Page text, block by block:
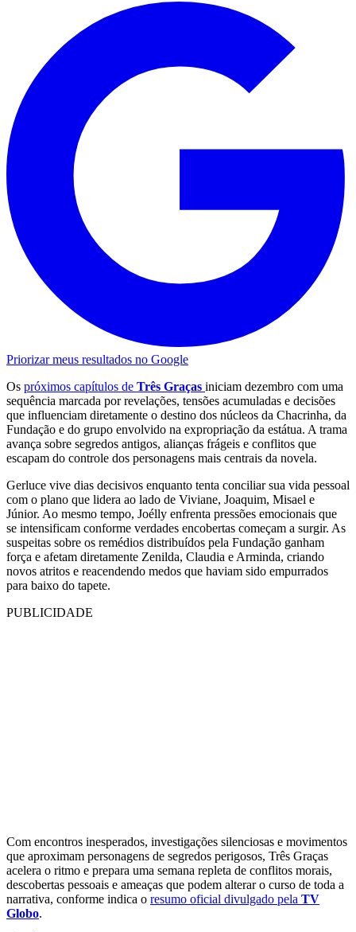
Priorizar meus resultados no Google
Os próximos capítulos de Três Graças iniciam dezembro com uma
sequência marcada por revelações, tensões acumuladas e decisões
que influenciam diretamente o destino dos núcleos da Chacrinha, da
Fundação e do grupo envolvido na expropriação da estátua. A trama
avança sobre segredos antigos, alianças frágeis e conflitos que
escapam do controle dos personagens mais centrais da novela.
Gerluce vive dias decisivos enquanto tenta conciliar sua vida pessoal
com o plano que lidera ao lado de Viviane, Joaquim, Misael e
Júnior. Ao mesmo tempo, Joélly enfrenta pressões emocionais que
se intensificam conforme verdades encobertas começam a surgir. As
suspeitas sobre os remédios distribuídos pela Fundação ganham
força e afetam diretamente Zenilda, Claudia e Arminda, criando
novos atritos e reacendendo medos que haviam sido empurrados
para baixo do tapete.
PUBLICIDADE
Com encontros inesperados, investigações silenciosas e movimentos
que aproximam personagens de segredos perigosos, Três Graças
acelera o ritmo e prepara uma semana repleta de conflitos morais,
descobertas pessoais e ameaças que podem alterar o curso de toda a
narrativa, conforme indica o resumo oficial divulgado pela TV
Globo.